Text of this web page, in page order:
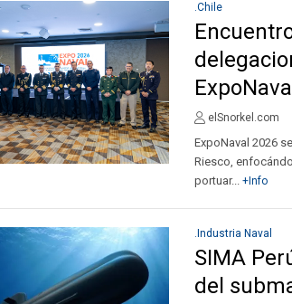
.Chile
ExpoNaval
elSnorkel.com
ExpoNaval 2026
Riesco,
portuar... +Info
.Industria Naval
SIMA
del